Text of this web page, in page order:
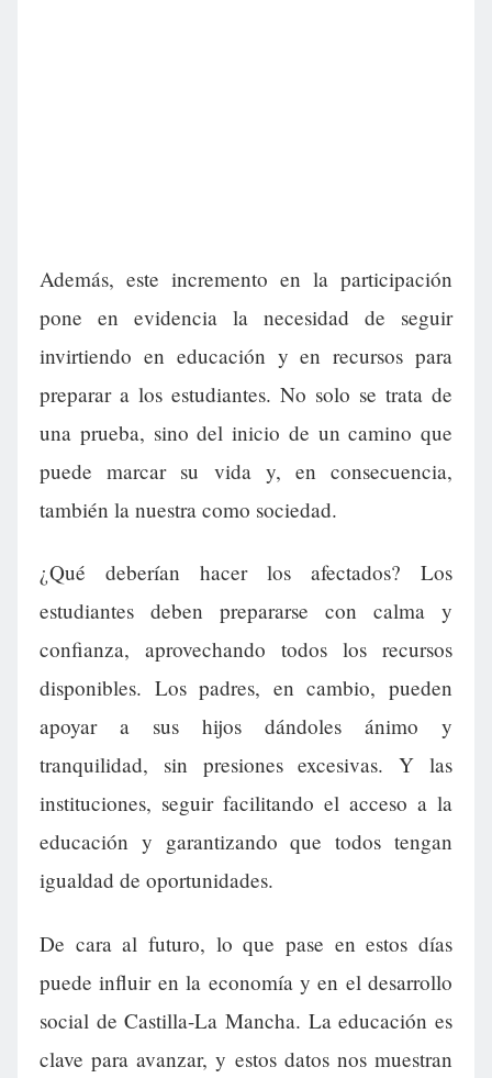
Además, este incremento en la participación
pone en evidencia la necesidad de seguir
invirtiendo en educación y en recursos para
preparar a los estudiantes. No solo se trata de
una prueba, sino del inicio de un camino que
puede marcar su vida y, en consecuencia,
también la nuestra como sociedad.
¿Qué deberían hacer los afectados? Los
estudiantes deben prepararse con calma y
confianza, aprovechando todos los recursos
disponibles. Los padres, en cambio, pueden
apoyar a sus hijos dándoles ánimo y
tranquilidad, sin presiones excesivas. Y las
instituciones, seguir facilitando el acceso a la
educación y garantizando que todos tengan
igualdad de oportunidades.
De cara al futuro, lo que pase en estos días
puede influir en la economía y en el desarrollo
social de Castilla-La Mancha. La educación es
clave para avanzar, y estos datos nos muestran